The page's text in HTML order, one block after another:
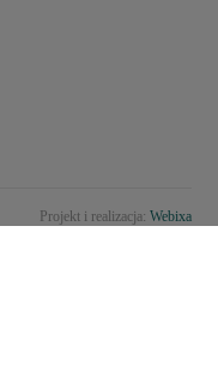
Projekt i realizacja: Webixa